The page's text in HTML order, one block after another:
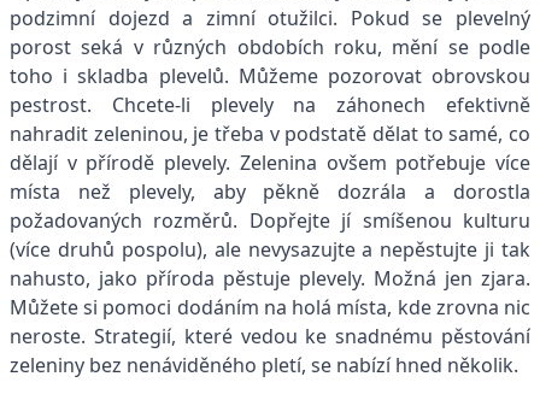
podzimní dojezd a zimní otužilci. Pokud se plevelný
porost seká v různých obdobích roku, mění se podle
toho i skladba plevelů. Můžeme pozorovat obrovskou
pestrost. Chcete-li plevely na záhonech efektivně
nahradit zeleninou, je třeba v podstatě dělat to samé, co
dělají v přírodě plevely. Zelenina ovšem potřebuje více
místa než plevely, aby pěkně dozrála a dorostla
požadovaných rozměrů. Dopřejte jí smíšenou kulturu
(více druhů pospolu), ale nevysazujte a nepěstujte ji tak
nahusto, jako příroda pěstuje plevely. Možná jen zjara.
Můžete si pomoci dodáním na holá místa, kde zrovna nic
neroste. Strategií, které vedou ke snadnému pěstování
zeleniny bez nenáviděného pletí, se nabízí hned několik.